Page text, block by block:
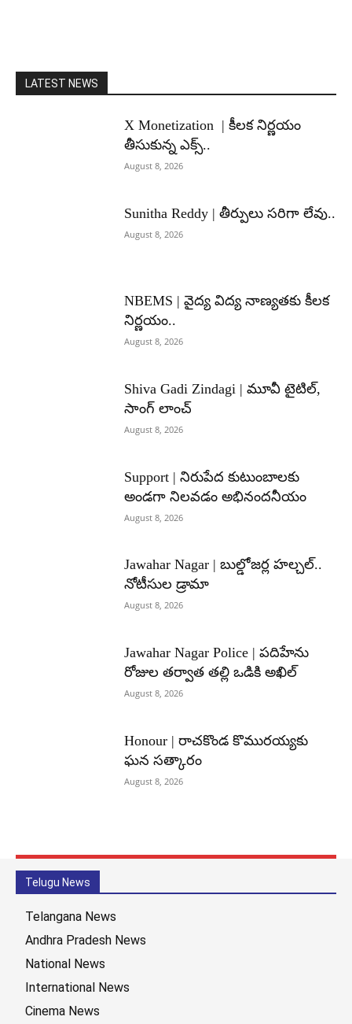
LATEST NEWS
X Monetization | కీలక నిర్ణయం
తీసుకున్న ఎక్స్..
August 8, 2026
Sunitha Reddy | తీర్పులు సరిగా లేవు..
August 8, 2026
NBEMS | వైద్య విద్య నాణ్యతకు కీలక
నిర్ణయం..
August 8, 2026
Shiva Gadi Zindagi | మూవీ టైటిల్,
సాంగ్ లాంచ్
August 8, 2026
Support | నిరుపేద కుటుంబాలకు
అండగా నిలవడం అభినందనీయం
August 8, 2026
Jawahar Nagar | బుల్డోజర్ల హల్చల్..
నోటీసుల డ్రామా
August 8, 2026
Jawahar Nagar Police | పదిహేను
రోజుల తర్వాత తల్లి ఒడికి అఖిల్
August 8, 2026
Honour | రాచకొండ కొమురయ్యకు
ఘన సత్కారం
August 8, 2026
Telugu News
Telangana News
Andhra Pradesh News
National News
International News
Cinema News